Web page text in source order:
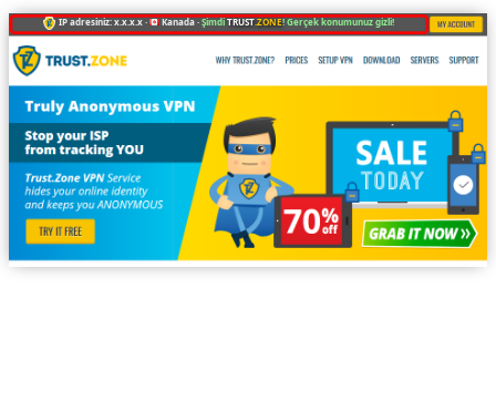
IP adresiniz: x.x.x.x · Kanada ·ŞimdiTRUST.ZONE! Gerçek konumunuz gizli!